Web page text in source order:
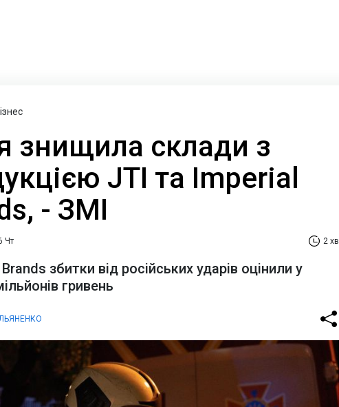
знищила склади з
JTI та Imperial
- ЗМІ
Чт 2 хв
збитки від російських ударів оцінили у
гривень